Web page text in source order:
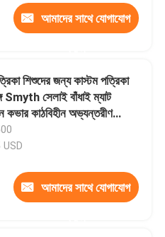
আমাদের সাথে যোগাযোগ
শিশুদের জন্য কাস্টম পত্রিকা
Smyth সেলাই বাঁধাই ম্যাট
কভার কাঠবিহীন অভ্যন্তরীণ
USD
আমাদের সাথে যোগাযোগ